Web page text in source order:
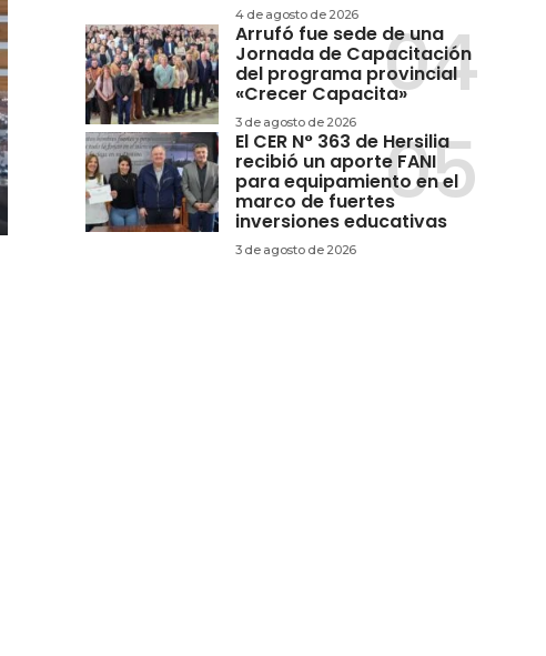
4 de agosto de 2026
Arrufó fue sede de una
Jornada de Capacitación
del programa provincial
«Crecer Capacita»
3 de agosto de 2026
El CER N° 363 de Hersilia
recibió un aporte FANI
para equipamiento en el
marco de fuertes
inversiones educativas
3 de agosto de 2026